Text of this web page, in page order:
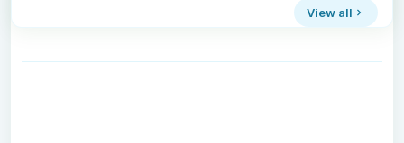
View all